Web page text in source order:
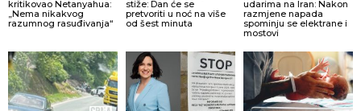
kritikovao Netanyahua:
„Nema nikakvog
razumnog rasuđivanja“
stiže: Dan će se
pretvoriti u noć na više
od šest minuta
udarima na Iran: Nakon
razmjene napada
spominju se elektrane i
mostovi